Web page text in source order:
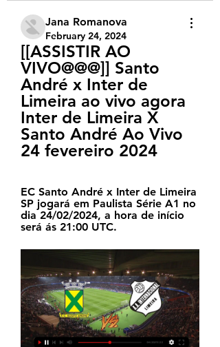
Jana Romanova
February 24, 2024
[[ASSISTIR AO
VIVO@@@]] Santo
André x Inter de
Limeira ao vivo agora
Inter de Limeira X
Santo André Ao Vivo
24 fevereiro 2024
EC Santo André x Inter de Limeira
SP jogará em Paulista Série A1 no
dia 24/02/2024, a hora de início
será ás 21:00 UTC.